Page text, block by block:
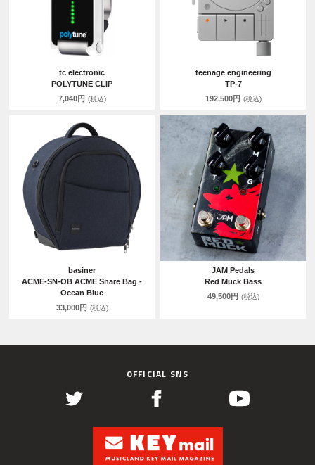
tc electronic
POLYTUNE CLIP
7,040円 (税込)
teenage engineering
TP-7
192,500円 (税込)
basiner
ACME-SN-OB ACME Snare Bag -
Ocean Blue
33,000円 (税込)
JAM Pedals
Red Muck Bass
49,500円 (税込)
OFFICIAL SNS